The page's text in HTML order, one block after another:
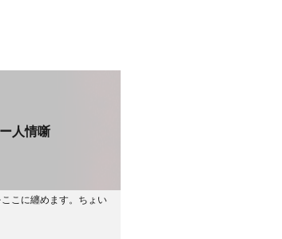
人情噺
こに纏めます。ちょい